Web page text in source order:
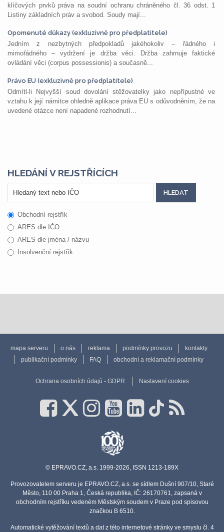
klíčových prvků práva na soudní ochranu chráněného čl. 36 odst. 1
Listiny základních práv a svobod. Soudy mají...
Opomenuté důkazy (exkluzivně pro předplatitele)
Jedním z nezbytných předpokladů jakéhokoliv – řádného i
mimořádného – vydržení je držba věci. Držba zahrnuje faktické
ovládání věci (corpus possessionis) a současně...
Právo EU (exkluzivně pro předplatitele)
Odmítl-li Nejvyšší soud dovolání stěžovatelky jako nepřípustné ve
vztahu k její námitce ohledně aplikace práva EU s odůvodněním, že na
uvedené otázce není napadené rozhodnutí...
HLEDÁNÍ V REJSTŘÍCÍCH
Obchodní rejstřík
ARES dle IČO
ARES dle jména / názvu
Insolvenční rejstřík
mapa serveru o nás reklama podmínky provozu
kontakty
publikační podmínky
FAQ obchodní a reklamační podmínky
Ochrana osobních údajů - GDPR Nastavení cookies
© EPRAVO.CZ, a.s. 1999-2026, ISSN 1213-189X
Provozovatelem serveru je EPRAVO.CZ, a.s. se sídlem Dušní 907/10, Staré
Město, 110 00 Praha 1, Česká republika, IČ: 26170761, zapsaná v
obchodním rejstříku vedeném Městským soudem v Praze pod spisovou
značkou B 6510.
Automatické vytěžování textů a dat z této internetové stránky ve smyslu čl. 4